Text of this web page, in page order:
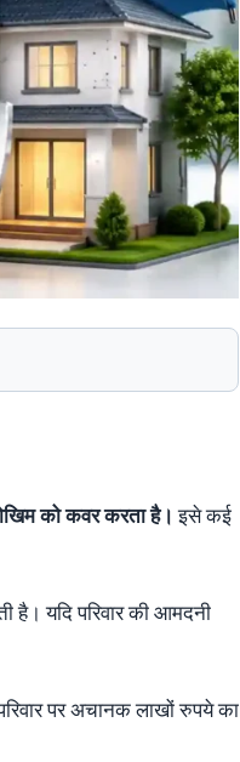
को कवर करता है। इसे कई
है। यदि परिवार की आमदनी
पर अचानक लाखों रुपये का